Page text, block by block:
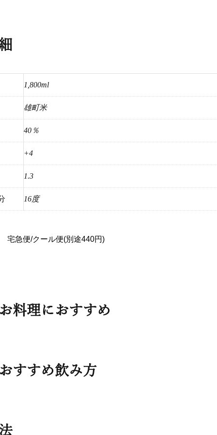
1,800ml
雄町米
40％
+4
1.3
16度
急便/クール便(別途440円)
料理におすすめ
すすめ飲み方